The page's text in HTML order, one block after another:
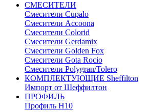
СМЕСИТЕЛИ
Cмесители Cupalo
Смесители Accoona
Смесители Colorid
Смесители Gerdamix
Смесители Golden Fox
Смесители Gota Rocio
Смесители Polygran/Tolero
КОМПЛЕКТУЮЩИЕ Sheffilton
Импорт от Шеффилтон
ПРОФИЛЬ
Профиль H10